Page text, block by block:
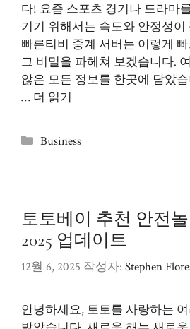
다! 요즘 스포츠 경기나 드라마
기기 위해서는 속도와 안정성이
빠른티비 중계 서버는 이렇게
그 비밀을 파헤쳐 보겠습니다.
않은 모든 정보를 한곳에 담았
… 더 읽기
카
Business
토토베이 추천 안전
2025 업데이트
12월 6, 2025 작성자: Stephen
안녕하세요, 토토를 사랑하는